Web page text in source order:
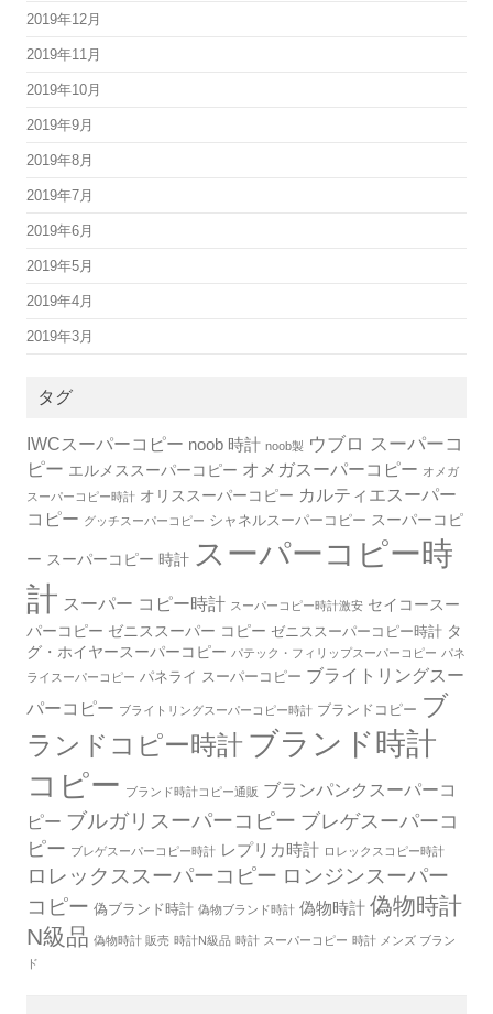
2019年12月
2019年11月
2019年10月
2019年9月
2019年8月
2019年7月
2019年6月
2019年5月
2019年4月
2019年3月
タグ
IWCスーパーコピー noob 時計 noob製 ウブロ スーパーコ
ピー エルメススーパーコピー オメガスーパーコピー オメガ
スーパーコピー時計 オリススーパーコピー カルティエスーパー
コピー グッチスーパーコピー シャネルスーパーコピー スーパーコピ
ー スーパーコピー 時計 スーパーコピー時
計 スーパー コピー時計 スーパーコピー時計激安 セイコースー
パーコピー ゼニススーパー コピー ゼニススーパーコピー時計 タ
グ・ホイヤースーパーコピー パテック・フィリップスーパーコピー パネ
ライスーパーコピー パネライ スーパーコピー ブライトリングスー
パーコピー ブライトリングスーパーコピー時計 ブランドコピー ブ
ランドコピー時計 ブランド時計
コピー ブランド時計コピー通販 ブランパンクスーパーコ
ピー ブルガリスーパーコピー ブレゲスーパーコ
ピー ブレゲスーパーコピー時計 レプリカ時計 ロレックスコピー時計
ロレックススーパーコピー ロンジンスーパー
コピー 偽ブランド時計 偽物ブランド時計 偽物時計 偽物時計
N級品 偽物時計 販売 時計N級品 時計 スーパーコピー 時計 メンズ ブラン
ド